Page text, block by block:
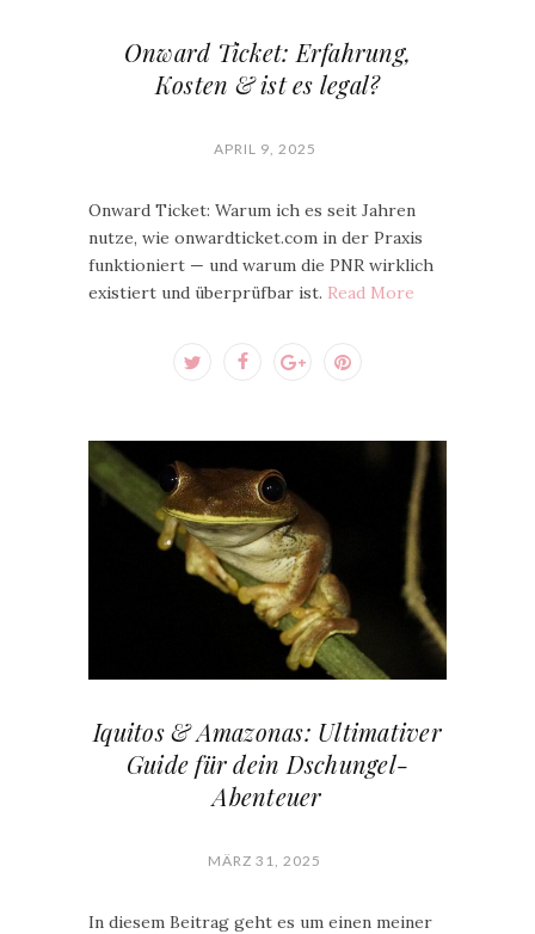
Onward Ticket: Erfahrung,
Kosten & ist es legal?
APRIL 9, 2025
Onward Ticket: Warum ich es seit Jahren
nutze, wie onwardticket.com in der Praxis
funktioniert — und warum die PNR wirklich
existiert und überprüfbar ist. Read More
Iquitos & Amazonas: Ultimativer
Guide für dein Dschungel-
Abenteuer
MÄRZ 31, 2025
In diesem Beitrag geht es um einen meiner